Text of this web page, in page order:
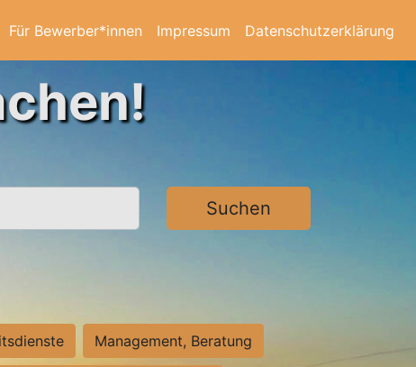
Für Bewerber*innen Impressum Datenschutzerklärung
Suchen
Management, Beratung